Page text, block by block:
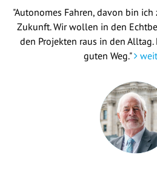
"Autonomes Fahren, davon bin
Zukunft. Wir wollen in den
den Projekten raus in den
guten Weg."